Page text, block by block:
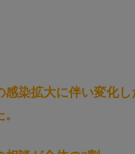
感染拡大に伴い変化し